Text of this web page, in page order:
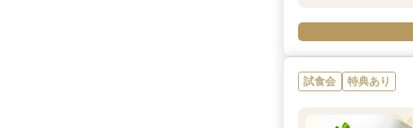
試食会 特典あり